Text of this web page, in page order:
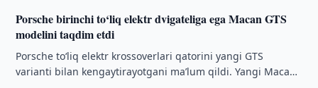
Porsche birinchi to‘liq elektr dvigateliga ega Macan GTS
modelini taqdim etdi
Porsche to‘liq elektr krossoverlari qatorini yangi GTS
varianti bilan kengaytirayotgani maʼlum qildi. Yangi Macan